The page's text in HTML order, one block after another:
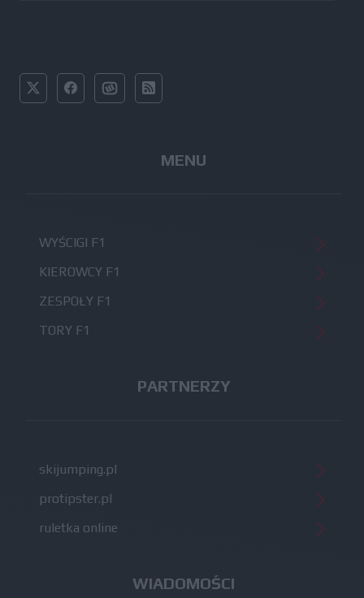
MENU
WYŚCIGI F1
KIEROWCY F1
ZESPOŁY F1
TORY F1
PARTNERZY
skijumping.pl
protipster.pl
ruletka online
WIADOMOŚCI